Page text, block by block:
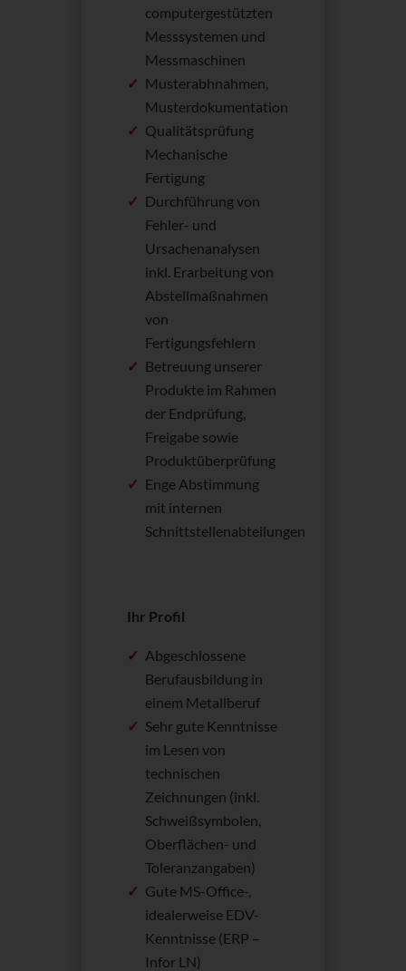
computergestützten
Messsystemen und
Messmaschinen
Musterabhnahmen,
Musterdokumentation
Qualitätsprüfung
Mechanische
Fertigung
Durchführung von
Fehler- und
Ursachenanalysen
inkl. Erarbeitung von
Abstellmaßnahmen
von
Fertigungsfehlern
Betreuung unserer
Produkte im Rahmen
der Endprüfung,
Freigabe sowie
Produktüberprüfung
Enge Abstimmung
mit internen
Schnittstellenabteilungen
Ihr Profil
Abgeschlossene
Berufausbildung in
einem Metallberuf
Sehr gute Kenntnisse
im Lesen von
technischen
Zeichnungen (inkl.
Schweißsymbolen,
Oberflächen- und
Toleranzangaben)
Gute MS-Office-,
idealerweise EDV-
Kenntnisse (ERP –
Infor LN)